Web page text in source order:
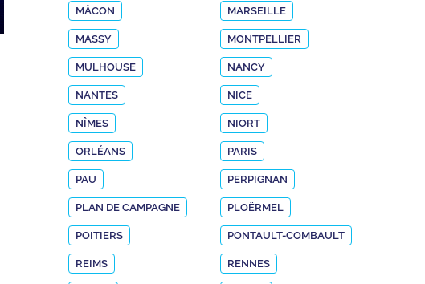
MÂCON MARSEILLE
MASSY MONTPELLIER
MULHOUSE NANCY
NANTES NICE
NÎMES NIORT
ORLÉANS PARIS
PAU PERPIGNAN
PLAN DE CAMPAGNE PLOËRMEL
POITIERS PONTAULT-COMBAULT
REIMS RENNES